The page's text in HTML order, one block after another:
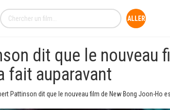
dit que le nouveau
fait auparavant
Pattinson dit que le nouveau film de New Bong Joon-Ho